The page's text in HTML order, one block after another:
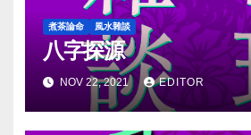
煮茶論命 風水雜談
八字探源
NOV 22, 2021 EDITOR